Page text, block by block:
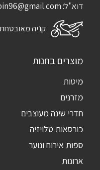
דוא"ל:
קניה
מוצרים בחנות
מיטות
מזרנים
חדרי שינה מעוצבים
כורסאות טלויזיה
ספות אירוח ונוער
ארונות